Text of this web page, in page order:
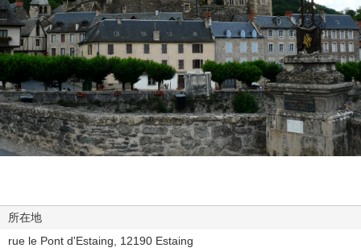
所在地
rue le Pont d'Estaing, 12190 Estaing